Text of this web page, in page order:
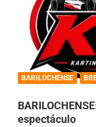
BARILOCHENSE
espectáculo